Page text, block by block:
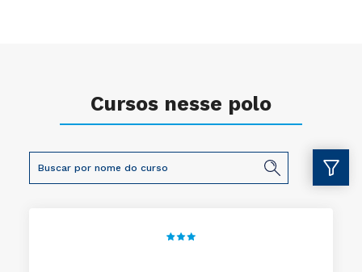
Cursos nesse polo